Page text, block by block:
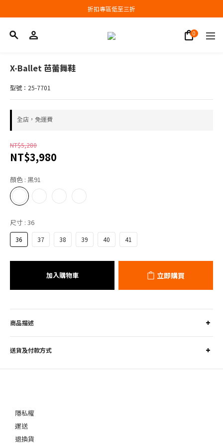
會員結帳新品滿3000現抵300，滿6000現抵1000
折扣專區低至三折
X-Ballet 芭蕾舞鞋
型號：25-7701
全店，免運費
NT$5,280
NT$3,980
顏色 : 黑91
尺寸 : 36
36 37 38 39 40 41
加入購物車 立即購買
商品描述
送貨及付款方式
隱私權
運送
退換貨